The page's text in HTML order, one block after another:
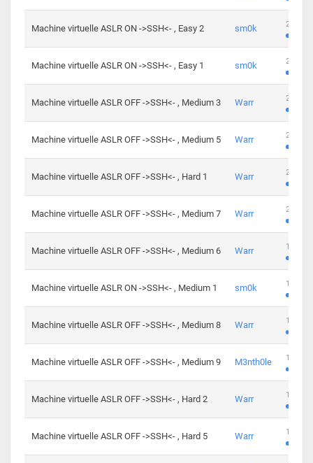
Machine virtuelle ASLR ON ->SSH<- , Easy 2 sm0k 247
Machine virtuelle ASLR ON ->SSH<- , Easy 1 sm0k 219
Machine virtuelle ASLR OFF ->SSH<- , Medium 3 Warr 280
Machine virtuelle ASLR OFF ->SSH<- , Medium 5 Warr 265
Machine virtuelle ASLR OFF ->SSH<- , Hard 1 Warr 224
Machine virtuelle ASLR OFF ->SSH<- , Medium 7 Warr 230
Machine virtuelle ASLR OFF ->SSH<- , Medium 6 Warr 168
Machine virtuelle ASLR ON ->SSH<- , Medium 1 sm0k 139
Machine virtuelle ASLR OFF ->SSH<- , Medium 8 Warr 112
Machine virtuelle ASLR OFF ->SSH<- , Medium 9 M3nth0le 100
Machine virtuelle ASLR OFF ->SSH<- , Hard 2 Warr 176
Machine virtuelle ASLR OFF ->SSH<- , Hard 5 Warr 115